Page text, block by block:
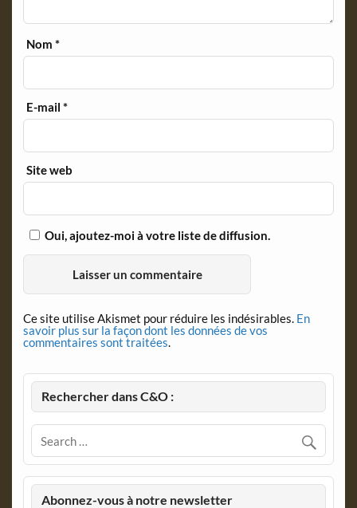
Nom*
E-mail*
Site web
Oui, ajoutez-moi à votre liste de diffusion.
Ce site utilise Akismet pour réduire les indésirables. En
savoir plus sur la façon dont les données de vos
commentaires sont traitées.
Rechercher dans C&O :
Abonnez-vous à notre newsletter